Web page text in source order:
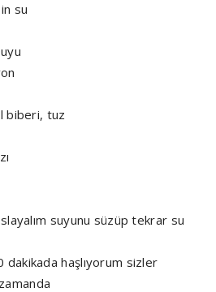
su
biberi, tuz
suyunu süzüp tekrar su
haşlıyorum sizler